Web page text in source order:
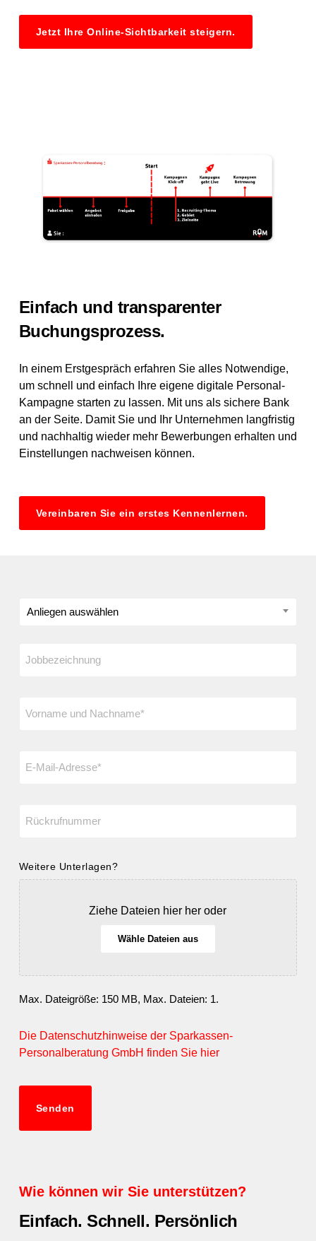
Jetzt Ihre Online-Sichtbarkeit steigern.
Einfach und transparenter
Buchungsprozess.
In einem Erstgespräch erfahren Sie alles Notwendige,
um schnell und einfach Ihre eigene digitale Personal-
Kampagne starten zu lassen. Mit uns als sichere Bank
an der Seite. Damit Sie und Ihr Unternehmen langfristig
und nachhaltig wieder mehr Bewerbungen erhalten und
Einstellungen nachweisen können.
Vereinbaren Sie ein erstes Kennenlernen.
Titel
Anliegen auswählen
Weitere Unterlagen?
Ziehe Dateien hier her oder
Wähle Dateien aus
Max. Dateigröße: 150 MB, Max. Dateien: 1.
Die Datenschutzhinweise der Sparkassen-
Personalberatung GmbH finden Sie hier
Wie können wir Sie unterstützen?
Einfach. Schnell. Persönlich